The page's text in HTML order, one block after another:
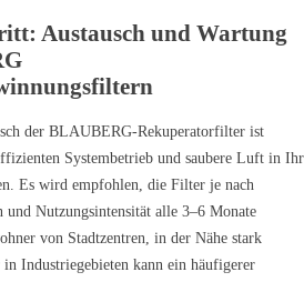
Austausch und Wartung
der BLAUBERG-Rekuperatorfilter ist
Systembetrieb und saubere Luft in
Es wird empfohlen, die Filter je nach
und Nutzungsintensität alle 3–6 Monate
von Stadtzentren, in der Nähe stark
in Industriegebieten kann ein häufigerer